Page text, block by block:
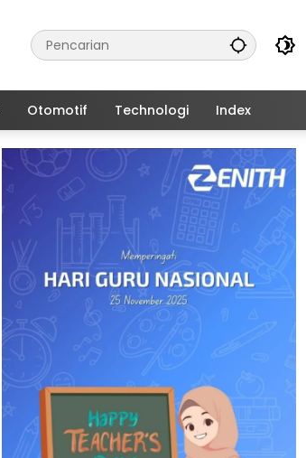
Otomotif Technologi Index